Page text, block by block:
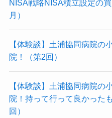
NISA戦略NISA積立設定の
月）
【体験談】土浦協同病院の
院！（第2回）
【体験談】土浦協同病院の
院！持って行って良かった
回）